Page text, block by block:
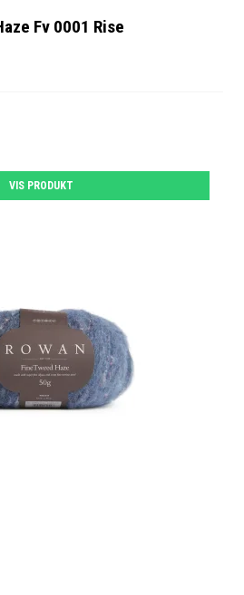
Fv 0001 Rise
VIS PRODUKT